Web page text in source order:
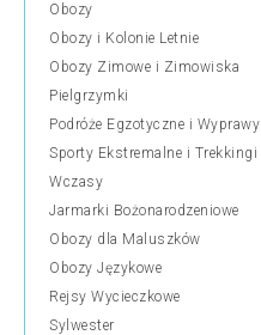
Obozy
Obozy i Kolonie Letnie
Obozy Zimowe i Zimowiska
Pielgrzymki
Podróże Egzotyczne i Wyprawy
Sporty Ekstremalne i Trekkingi
Wczasy
Jarmarki Bożonarodzeniowe
Obozy dla Maluszków
Obozy Językowe
Rejsy Wycieczkowe
Sylwester